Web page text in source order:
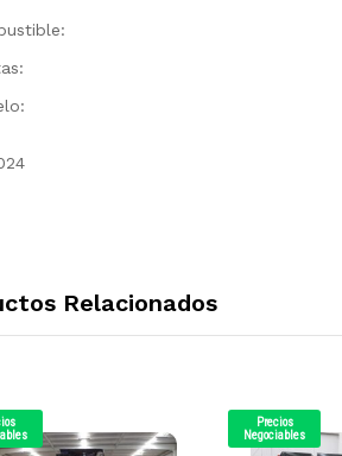
Relacionados
Precios
Negociables